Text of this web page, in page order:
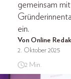
gemeinsam
ein.
Von Online
2. Oktober 2025
2 Min.